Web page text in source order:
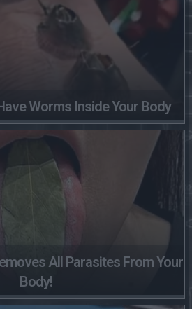
Worms Inside Your Body
All Parasites From Your
Body!